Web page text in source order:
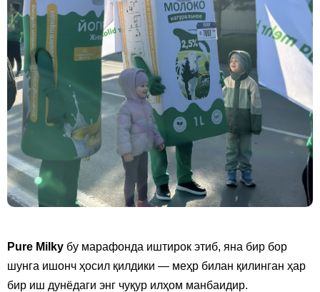
Pure Milky бу марафонда иштирок этиб, яна бир бор
шунга ишонч ҳосил қилдики — меҳр билан қилинган ҳар
бир иш дунёдаги энг чуқур илҳом манбаидир.